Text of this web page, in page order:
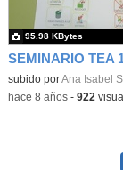
SEMINARIO TEA
subido porAna Isabel S.
95.98 KBytes
-hace 8 años- 922